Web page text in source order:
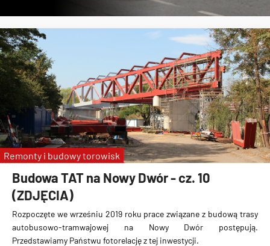
zmiany tras
Budowa TAT na Nowy Dwór - cz. 10
(ZDJĘCIA)
Rozpoczęte we wrześniu 2019 roku prace związane z budową trasy
autobusowo-tramwajowej na Nowy Dwór postępują.
Przedstawiamy Państwu fotorelację z tej inwestycji.
Remonty i budowy torowisk